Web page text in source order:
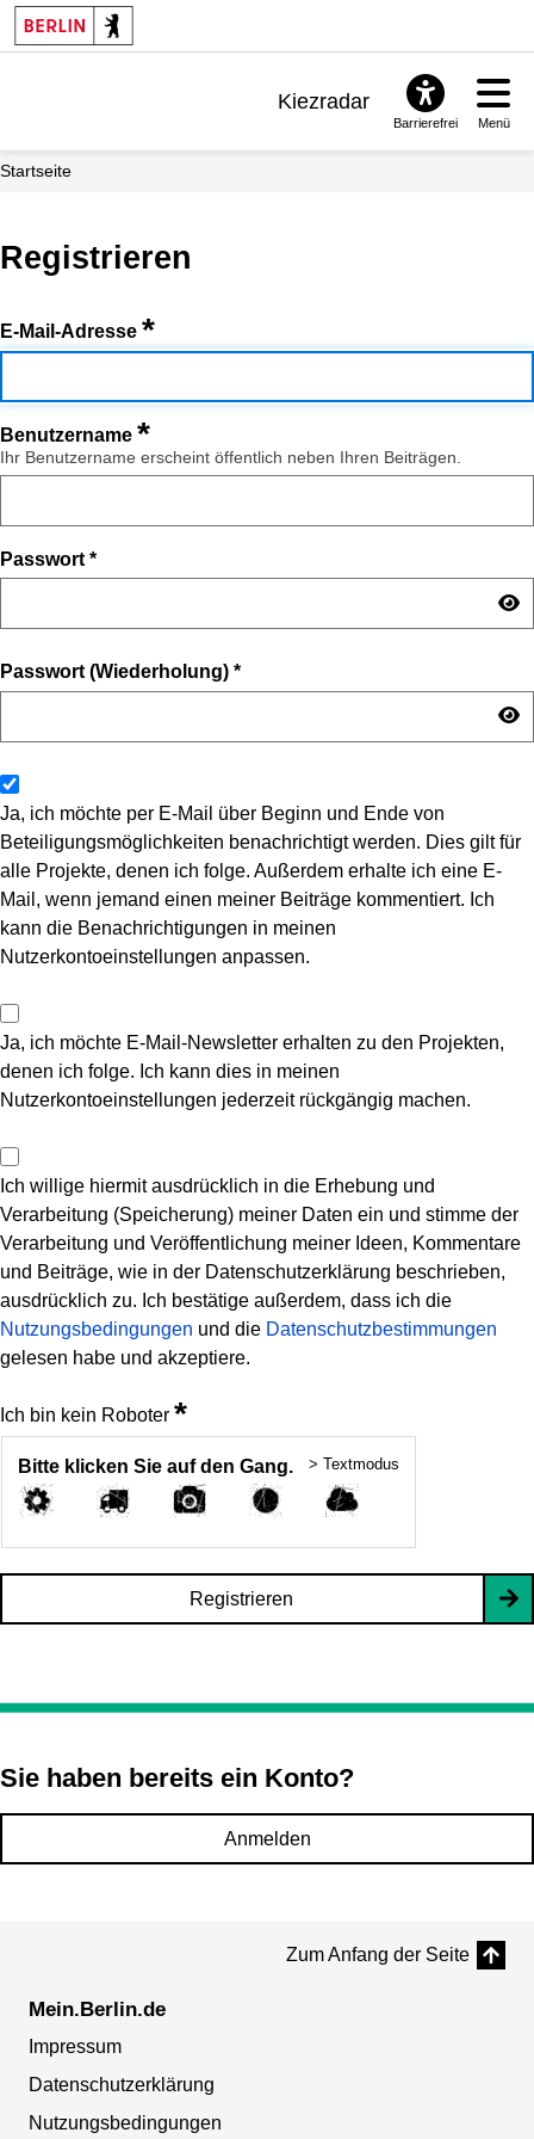
Kiezradar
Barrierefrei Menü
Startseite
Registrieren
E-Mail-Adresse *
Benutzername *
Ihr Benutzername erscheint öffentlich neben Ihren Beiträgen.
Passwort *
Passwort (Wiederholung) *
Ja, ich möchte per E-Mail über Beginn und Ende von
Beteiligungsmöglichkeiten benachrichtigt werden. Dies gilt für
alle Projekte, denen ich folge. Außerdem erhalte ich eine E-
Mail, wenn jemand einen meiner Beiträge kommentiert. Ich
kann die Benachrichtigungen in meinen
Nutzerkontoeinstellungen anpassen.
Ja, ich möchte E-Mail-Newsletter erhalten zu den Projekten,
denen ich folge. Ich kann dies in meinen
Nutzerkontoeinstellungen jederzeit rückgängig machen.
Ich willige hiermit ausdrücklich in die Erhebung und
Verarbeitung (Speicherung) meiner Daten ein und stimme der
Verarbeitung und Veröffentlichung meiner Ideen, Kommentare
und Beiträge, wie in der Datenschutzerklärung beschrieben,
ausdrücklich zu. Ich bestätige außerdem, dass ich die
Nutzungsbedingungen und die Datenschutzbestimmungen
gelesen habe und akzeptiere.
Ich bin kein Roboter *
Bitte klicken Sie auf den Gang. > Textmodus
Registrieren
Sie haben bereits ein Konto?
Anmelden
Zum Anfang der Seite
Mein.Berlin.de
Impressum
Datenschutzerklärung
Nutzungsbedingungen